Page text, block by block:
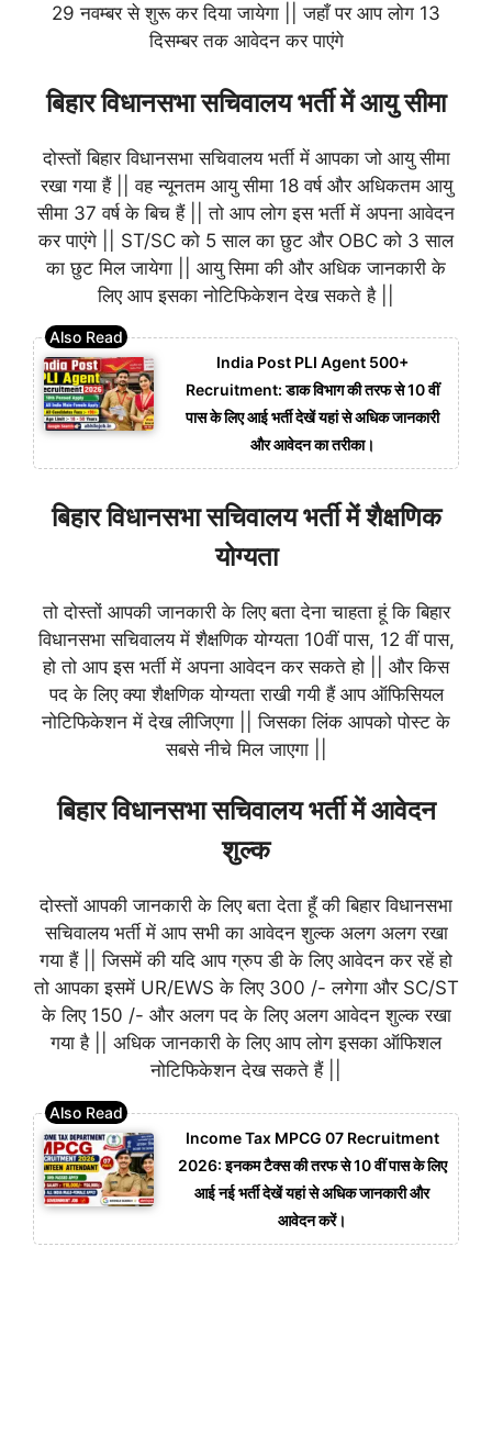
29 नवम्बर से शुरू कर दिया जायेगा || जहाँ पर आप लोग 13
दिसम्बर तक आवेदन कर पाएंगे
बिहार विधानसभा सचिवालय भर्ती में आयु सीमा
दोस्तों बिहार विधानसभा सचिवालय भर्ती में आपका जो आयु सीमा
रखा गया हैं || वह न्यूनतम आयु सीमा 18 वर्ष और अधिकतम आयु
सीमा 37 वर्ष के बिच हैं || तो आप लोग इस भर्ती में अपना आवेदन
कर पाएंगे || ST/SC को 5 साल का छुट और OBC को 3 साल
का छुट मिल जायेगा || आयु सिमा की और अधिक जानकारी के
लिए आप इसका नोटिफिकेशन देख सकते है ||
India Post PLI Agent 500+
Recruitment: डाक विभाग की तरफ से 10 वीं
पास के लिए आई भर्ती देखें यहां से अधिक जानकारी
और आवेदन का तरीका।
बिहार विधानसभा सचिवालय भर्ती में शैक्षणिक
योग्यता
तो दोस्तों आपकी जानकारी के लिए बता देना चाहता हूं कि बिहार
विधानसभा सचिवालय में शैक्षणिक योग्यता 10वीं पास, 12 वीं पास,
हो तो आप इस भर्ती में अपना आवेदन कर सकते हो || और किस
पद के लिए क्या शैक्षणिक योग्यता राखी गयी हैं आप ऑफिसियल
नोटिफिकेशन में देख लीजिएगा || जिसका लिंक आपको पोस्ट के
सबसे नीचे मिल जाएगा ||
बिहार विधानसभा सचिवालय भर्ती में आवेदन
शुल्क
दोस्तों आपकी जानकारी के लिए बता देता हूँ की बिहार विधानसभा
सचिवालय भर्ती में आप सभी का आवेदन शुल्क अलग अलग रखा
गया हैं || जिसमें की यदि आप ग्रुप डी के लिए आवेदन कर रहें हो
तो आपका इसमें UR/EWS के लिए 300 /- लगेगा और SC/ST
के लिए 150 /- और अलग पद के लिए अलग आवेदन शुल्क रखा
गया है || अधिक जानकारी के लिए आप लोग इसका ऑफिशल
नोटिफिकेशन देख सकते हैं ||
Income Tax MPCG 07 Recruitment
2026: इनकम टैक्स की तरफ से 10 वीं पास के लिए
आई नई भर्ती देखें यहां से अधिक जानकारी और
आवेदन करें।